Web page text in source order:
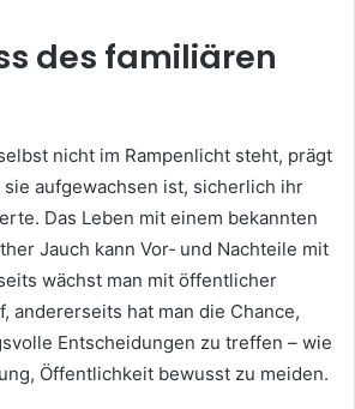
des familiären
nicht im Rampenlicht steht, prägt
sie aufgewachsen ist, sicherlich ihr
Das Leben mit einem bekannten
Jauch kann Vor‑ und Nachteile mit
wächst man mit öffentlicher
andererseits hat man die Chance,
Entscheidungen zu treffen – wie
Öffentlichkeit bewusst zu meiden.